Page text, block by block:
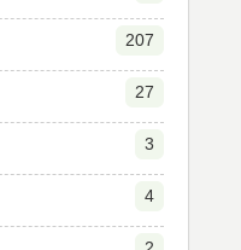
207
27
3
4